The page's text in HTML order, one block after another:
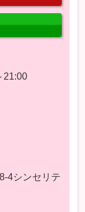
21:00
4シンセリテ